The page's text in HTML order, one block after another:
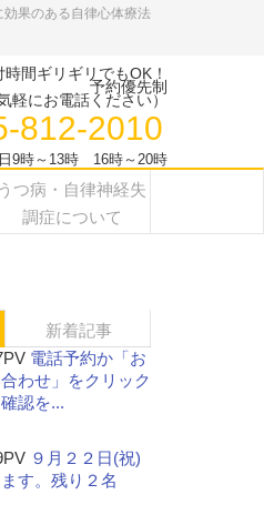
果のある自律心体療法
時間ギリギリでもOK！
予約優先制
気軽にお電話ください）
812-2010
9時～13時 16時～20時
うつ病・自律神経失
調症について
新着記事
電話予約か「お
わせ」をクリック
認を...
９月２２日(祝)
す。残り２名